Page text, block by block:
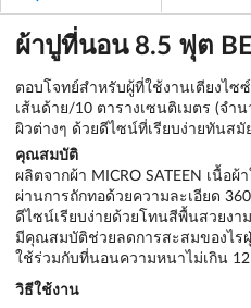
ผ้าปูที่นอน 8.5 ฟุต
ตอบโจทย์สำหรับผู้ที่ใช้งานเตียงไซ
เส้นด้าย/10 ตารางเซนติเมตร (จำ
ผิวต่างๆ ด้วยดีไซน์ที่เรียบง่ายทันส
คุณสมบัติ
ผลิตจากผ้า MICRO SATEEN เนื้
ผ่านการถักทอด้วยความละเอียด
ดีไซน์เรียบง่ายด้วยโทนสีพื้นสวยง
มีคุณสมบัติช่วยลดการสะสมของไรฝุ่
ใช้ร่วมกับที่นอนความหนาไม่เกิน
วิธีใช้งาน